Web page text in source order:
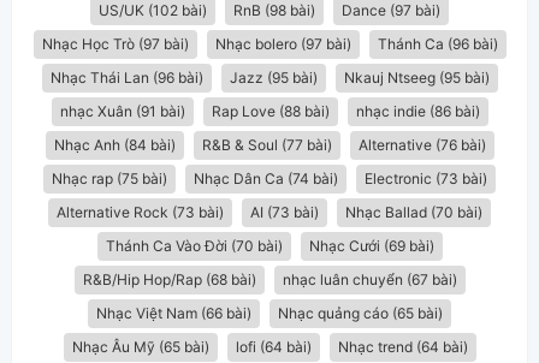
US/UK (102 bài)
RnB (98 bài)
Dance (97 bài)
Nhạc Học Trò (97 bài)
Nhạc bolero (97 bài)
Thánh Ca (96 bài)
Nhạc Thái Lan (96 bài)
Jazz (95 bài)
Nkauj Ntseeg (95 bài)
nhạc Xuân (91 bài)
Rap Love (88 bài)
nhạc indie (86 bài)
Nhạc Anh (84 bài)
R&B & Soul (77 bài)
Alternative (76 bài)
Nhạc rap (75 bài)
Nhạc Dân Ca (74 bài)
Electronic (73 bài)
Alternative Rock (73 bài)
AI (73 bài)
Nhạc Ballad (70 bài)
Thánh Ca Vào Đời (70 bài)
Nhạc Cưới (69 bài)
R&B/Hip Hop/Rap (68 bài)
nhạc luân chuyển (67 bài)
Nhạc Việt Nam (66 bài)
Nhạc quảng cáo (65 bài)
Nhạc Âu Mỹ (65 bài)
lofi (64 bài)
Nhạc trend (64 bài)